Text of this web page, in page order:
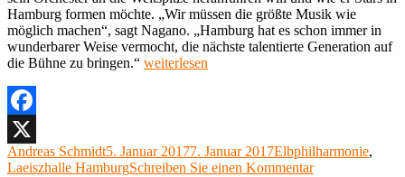
Hamburg formen möchte. „Wir müssen die größte Musik wie
möglich machen“, sagt Nagano. „Hamburg hat es schon immer in
wunderbarer Weise vermocht, die nächste talentierte Generation auf
die Bühne zu bringen.“ „Interview
Laeiszhalle“
weiterlesen
Facebook
X
Autor
Andreas SchmidtVeröffentlicht
am
5. Januar 20177. Januar 2017Kategorien
Elbphilharmonie,
Laeiszhalle HamburgSchreiben Sie einen Kommentarzu